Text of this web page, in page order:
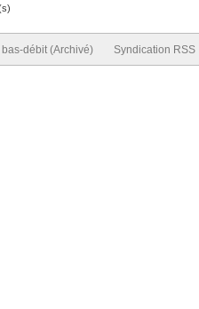
débit (Archivé) Syndication RSS